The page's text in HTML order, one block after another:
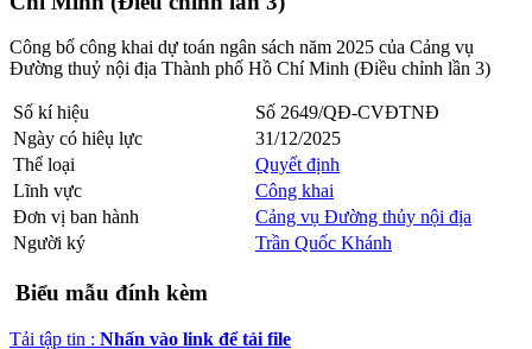
Công bố công khai dự toán ngân sách năm 2025 của Cảng vụ
Đường thuỷ nội địa Thành phố Hồ Chí Minh (Điều chỉnh lần 3)
Số kí hiệu
Số 2649/QĐ-CVĐTNĐ
Ngày có hiêụ lực
31/12/2025
Thể loại
Quyết định
Lĩnh vực
Công khai
Đơn vị ban hành
Cảng vụ Đường thủy nội địa
Người ký
Trần Quốc Khánh
Biểu mẫu đính kèm
Tải tập tin : Nhấn vào link để tải file